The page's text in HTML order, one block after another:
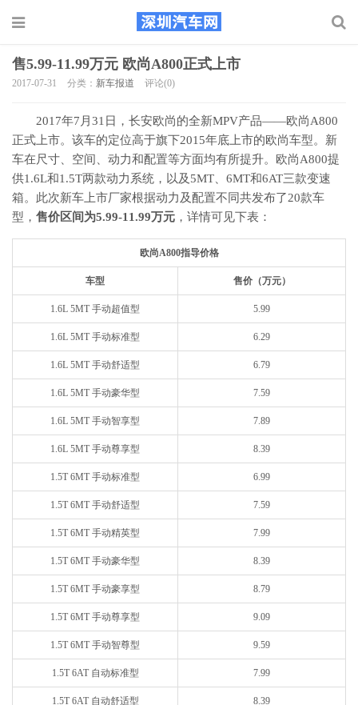
售5.99-11.99万元 欧尚A800正式上市
2017-07-31 分类： 新车报道 评论(0)
2017年7月31日，长安欧尚的全新MPV产品——欧尚A800
正式上市。该车的定位高于旗下2015年底上市的欧尚车型。新
车在尺寸、空间、动力和配置等方面均有所提升。欧尚A800提
供1.6L和1.5T两款动力系统，以及5MT、6MT和6AT三款变速
箱。此次新车上市厂家根据动力及配置不同共发布了20款车
型， 售价区间为5.99-11.99万元 ，详情可见下表：
欧尚A800指导价格
车型 售价（万元）
1.6L 5MT 手动超值型 5.99
1.6L 5MT 手动标准型 6.29
1.6L 5MT 手动舒适型 6.79
1.6L 5MT 手动豪华型 7.59
1.6L 5MT 手动智享型 7.89
1.6L 5MT 手动尊享型 8.39
1.5T 6MT 手动标准型 6.99
1.5T 6MT 手动舒适型 7.59
1.5T 6MT 手动精英型 7.99
1.5T 6MT 手动豪华型 8.39
1.5T 6MT 手动豪享型 8.79
1.5T 6MT 手动尊享型 9.09
1.5T 6MT 手动智尊型 9.59
1.5T 6AT 自动标准型 7.99
1.5T 6AT 自动舒适型 8.39